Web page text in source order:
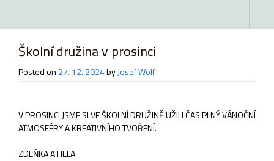
Školní družina v prosinci
Posted on 27. 12. 2024byJosef Wolf
V PROSINCI JSME SI VE ŠKOLNÍ DRUŽINĚ UŽILI ČAS PLNÝ VÁNOČNÍ
ATMOSFÉRY A KREATIVNÍHO TVOŘENÍ.
ZDEŇKA A HELA